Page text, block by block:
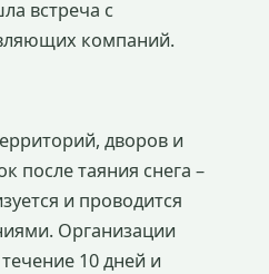
встреча с
компаний.
дворов и
после таяния снега –
и проводится
Организации
10 дней и